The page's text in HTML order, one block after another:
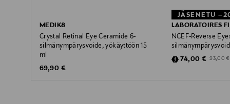
MEDIK8
Crystal Retinal Eye Ceramide 6-
silmänympärysvoide, yökäyttöön 15
ml
Original Price
69,90 €
JÄSENETU
LABORATOIRES
NCEF-Reverse
Discounted Price
74,00 € Original
93,00 €